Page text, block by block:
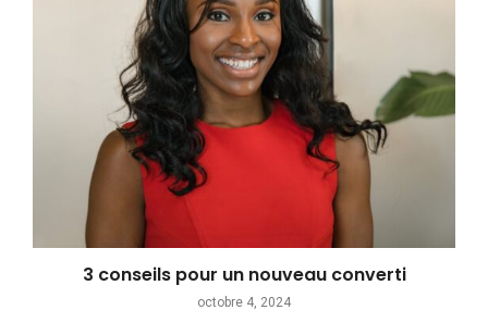
3 conseils pour un nouveau converti
octobre 4, 2024